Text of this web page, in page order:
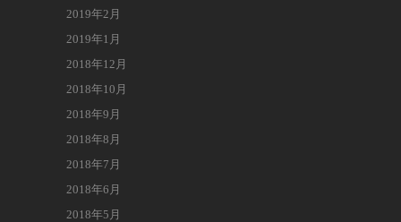
2019年2月
2019年1月
2018年12月
2018年10月
2018年9月
2018年8月
2018年7月
2018年6月
2018年5月